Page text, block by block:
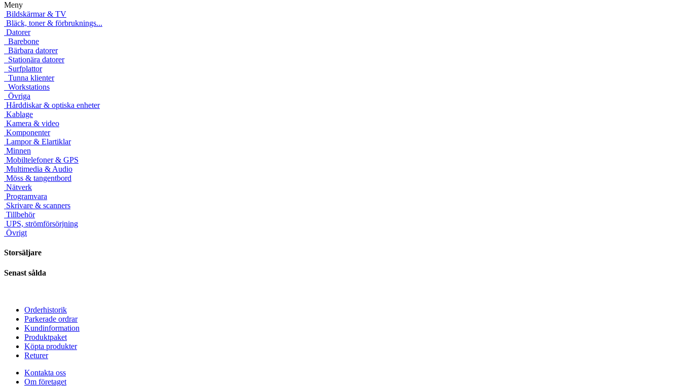
Meny
Bildskärmar & TV
Bläck, toner & förbruknings...
Datorer
Barebone
Bärbara datorer
Stationära datorer
Surfplattor
Tunna klienter
Workstations
Övriga
Hårddiskar & optiska enheter
Kablage
Kamera & video
Komponenter
Lampor & Elartiklar
Minnen
Mobiltelefoner & GPS
Multimedia & Audio
Möss & tangentbord
Nätverk
Programvara
Skrivare & scanners
Tillbehör
UPS, strömförsörjning
Övrigt
Storsäljare
Senast sålda
Orderhistorik
Parkerade ordrar
Kundinformation
Produktpaket
Köpta produkter
Returer
Kontakta oss
Om företaget